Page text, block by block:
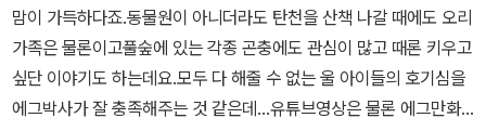
가 “엄마, 나도 다음에 갯벌에 가면 소라게 집 찾아보고 싶어”라고 하
더라고요. ✔️ 자연이 주는 감동을 다시 느껴요​『에그박사』 시리즈는
늘 그렇듯 자연에 대한 따뜻한 공감과 관찰의 즐거움을 알려주는 책
이에요. 15권은 특히 딱딱한 껍데기 속 작고 여린 생물들의 이야기라
벌에서 갑각류들은 어떤 역할을 할까?” 같은 질문도 자연스럽게 나왔
고,아이들이 스스로 궁금해하면서 생각해보는 모습을 보니 엄마로서
참 뿌듯했어요.형아는 책 뒤에 있는 생물 도감이랑 퀴즈까지 꼼꼼히
보면서더 깊이 탐구하려고 하는 모습이 인상적이었고,동생은 소라게
맘이 가득하다죠.동물원이 아니더라도 탄천을 산책 나갈 때에도 오리
가족은 물론이고풀숲에 있는 각종 곤충에도 관심이 많고 때론 키우고
싶단 이야기도 하는데요.모두 다 해줄 수 없는 울 아이들의 호기심을
에그박사가 잘 충족해주는 것 같은데...​유튜브영상은 물론 에그만화